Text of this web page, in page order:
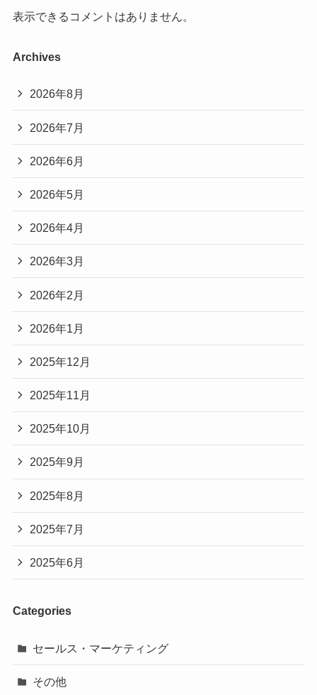
表示できるコメントはありません。
Archives
2026年8月
2026年7月
2026年6月
2026年5月
2026年4月
2026年3月
2026年2月
2026年1月
2025年12月
2025年11月
2025年10月
2025年9月
2025年8月
2025年7月
2025年6月
Categories
セールス・マーケティング
その他